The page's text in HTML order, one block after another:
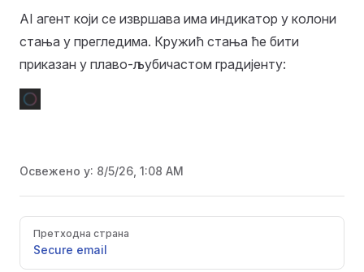
AI агент који се извршава има индикатор у колони
стања у прегледима. Кружић стања ће бити
приказан у плаво-љубичастом градијенту:
Освежено у: 8/5/26, 1:08 AM
PagerПретходна страна
Secure email